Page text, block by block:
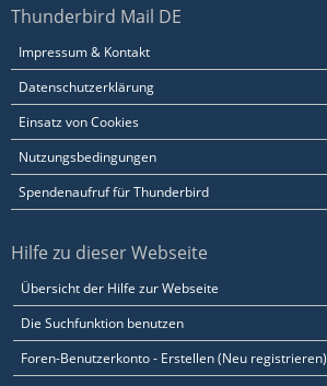
Thunderbird Mail DE
Impressum & Kontakt
Datenschutzerklärung
Einsatz von Cookies
Nutzungsbedingungen
Spendenaufruf für Thunderbird
Hilfe zu dieser Webseite
Übersicht der Hilfe zur Webseite
Die Suchfunktion benutzen
Foren-Benutzerkonto - Erstellen (Neu registrieren)